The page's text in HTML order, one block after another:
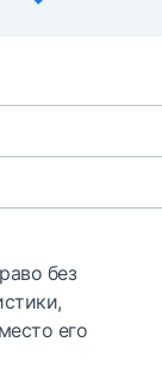
без
его